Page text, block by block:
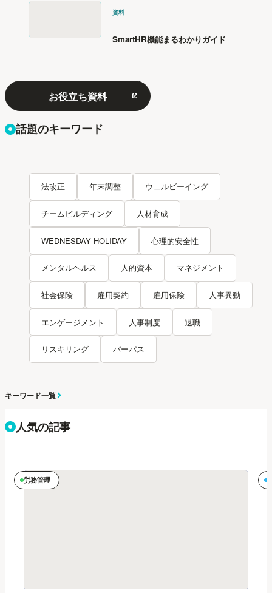
資料
SmartHR機能まるわかりガイド
お役立ち資料
話題のキーワード
法改正 年末調整 ウェルビーイング
チームビルディング 人材育成
WEDNESDAY HOLIDAY 心理的安全性
メンタルヘルス 人的資本 マネジメント
社会保険 雇用契約 雇用保険 人事異動
エンゲージメント 人事制度 退職
リスキリング パーパス
キーワード一覧
人気の記事
労務管理